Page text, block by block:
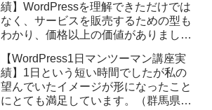
績】WordPressを理解できただけでは
なく、サービスを販売するための型も
わかり、価格以上の価値がありまし
【WordPress1日マンツーマン講座実
績】1日という短い時間でしたが私の
望んでいたイメージが形になったこと
にとても満足しています。（群馬県高